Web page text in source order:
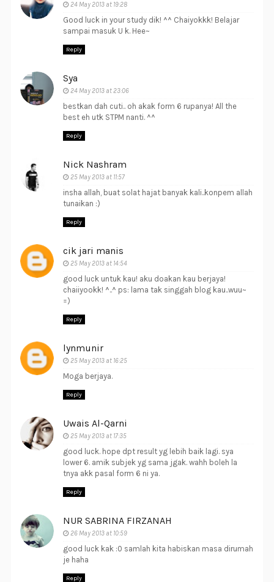
24 May 2013 at 19:28
Good luck in your study dik! ^^ Chaiyokkk! Belajar
sampai masuk U k. Hee~
Reply
Sya
24 May 2013 at 23:06
bestkan dah cuti.. oh akak form 6 rupanya! All the
best eh utk STPM nanti. ^^
Reply
Nick Nashram
25 May 2013 at 11:57
insha allah, buat solat hajat banyak kali..konpem allah
tunaikan :)
Reply
cik jari manis
25 May 2013 at 14:54
good luck untuk kau! aku doakan kau berjaya!
chaiiyookk! ^..^ ps: lama tak singgah blog kau..wuu~
=)
Reply
lynmunir
25 May 2013 at 16:25
Moga berjaya.
Reply
Uwais Al-Qarni
25 May 2013 at 17:35
good luck. hope dpt result yg lebih baik lagi. sya
lower 6. amik subjek yg sama jgak. wahh boleh la
tnya akk pasal form 6 ni ya.
Reply
NUR SABRINA FIRZANAH
26 May 2013 at 10:59
good luck kak :0 samlah kita habiskan masa dirumah
je haha
Reply